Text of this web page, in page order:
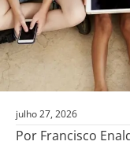
julho 27, 2026
Por Francisco